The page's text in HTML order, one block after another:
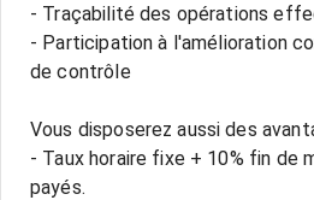
- Traçabilité des opérations
- Participation à l'amélioration
de contrôle
Vous disposerez aussi des
- Taux horaire fixe + 10% fin de
payés.